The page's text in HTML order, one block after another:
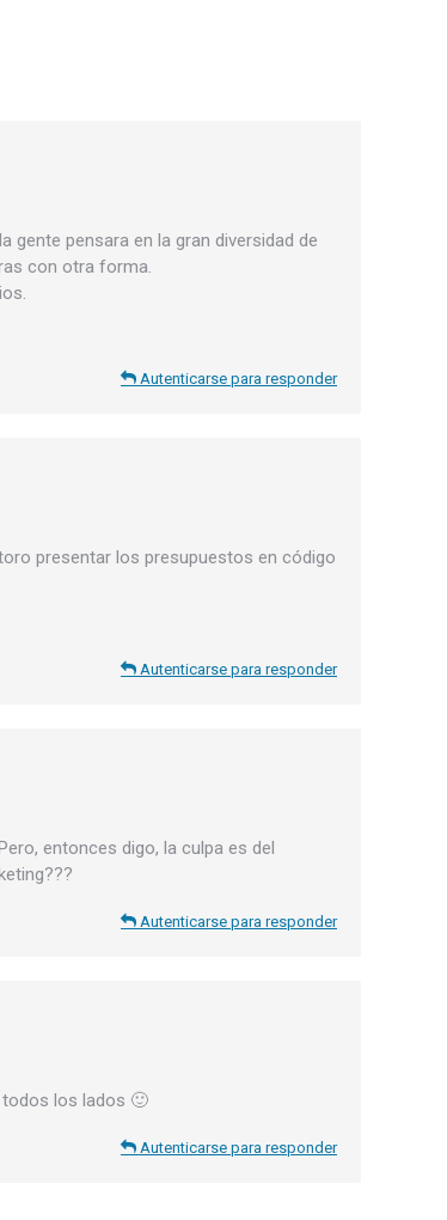
gente pensara en la gran diversidad de
con otra forma.
Autenticarse para responder
presentar los presupuestos en código
Autenticarse para responder
entonces digo, la culpa es del
Autenticarse para responder
todos los lados 🙂
Autenticarse para responder